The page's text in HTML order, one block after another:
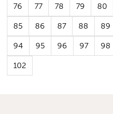
76 77 78 79 80
85 86 87 88 89
94 95 96 97 98
102